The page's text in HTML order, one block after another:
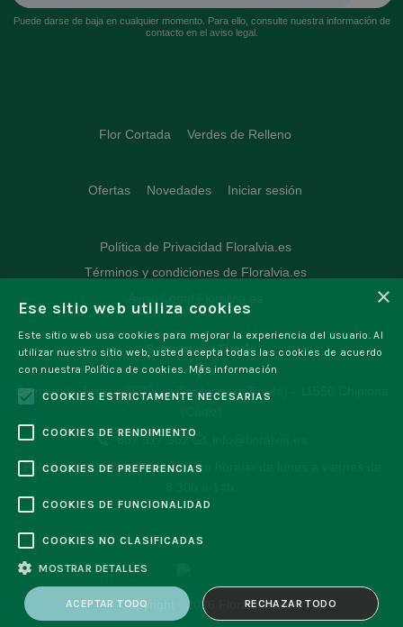
Puede darse de baja en cualquier momento. Para ello, consulte nuestra información de
contacto en el aviso legal.
Flor Cortada Verdes de Relleno
Ofertas Novedades Iniciar sesión
Política de Privacidad Floralvia.es
Términos y condiciones de Floralvia.es
Santamaria Tirado
Camino de Jerez s/N (Finca Santamaria Tirado) - 11550 Chipiona
667 317 952
Puede contactar con nosotros en horario de lunes a viernes de
Copyright · 2026 Floralvia.es
×
Ese sitio web utiliza cookies
Este sitio web usa cookies para mejorar la experiencia del usuario. Al
utilizar nuestro sitio web, usted acepta todas las cookies de acuerdo
con nuestra Política de cookies. Más información
COOKIES ESTRICTAMENTE NECESARIAS
COOKIES DE RENDIMIENTO
COOKIES DE PREFERENCIAS
COOKIES DE FUNCIONALIDAD
COOKIES NO CLASIFICADAS
MOSTRAR DETALLES
ACEPTAR TODO RECHAZAR TODO